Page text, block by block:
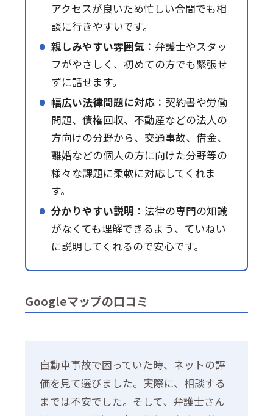
アクセスが良いため忙しい合間でも相
談に行きやすいです。
親しみやすい雰囲気 ：弁護士やスタッ
フがやさしく、初めての方でも緊張せ
ずに話せます。
幅広い法律問題に対応：契約書や労働
問題、債権回収、不動産などの法人の
方向けの分野から、交通事故、借金、
離婚などの個人の方に向けた分野等の
様々な課題に柔軟に対応してくれま
す。
分かりやすい説明 ：法律の専門の知識
がなくても理解できるよう、ていねい
に説明してくれるので安心です。
Googleマップの口コミ
自動車事故で困っていた時、ネットの評
価を見て選びました。実際に、相談する
までは不安でした。そして、弁護士さん